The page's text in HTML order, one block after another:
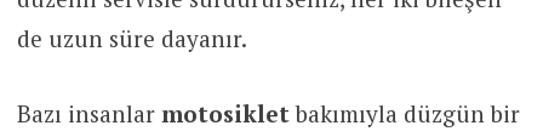
de uzun süre dayanır.
Bazı insanlar motosikletbakımıyla düzgün bir